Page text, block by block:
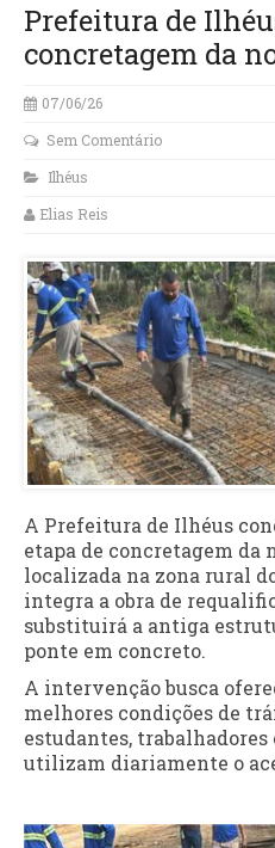
Prefeitura de
concretagem da
07/06/26
Sem Comentário
Ilhéus
Elias Reis
A Prefeitura de Ilhéus
etapa de concretagem da
localizada na zona rural
integra a obra de
substituirá a antiga
ponte em concreto.
A intervenção busca
melhores condições de
estudantes,
utilizam diariamente o